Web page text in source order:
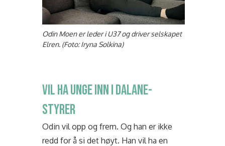
Odin Moen er leder i U37 og driver selskapet
Elren. (Foto: Iryna Solkina)
VIL HA UNGE INN I DALANE-
STYRER
Odin vil opp og frem. Og han er ikke
redd for å si det høyt. Han vil ha en